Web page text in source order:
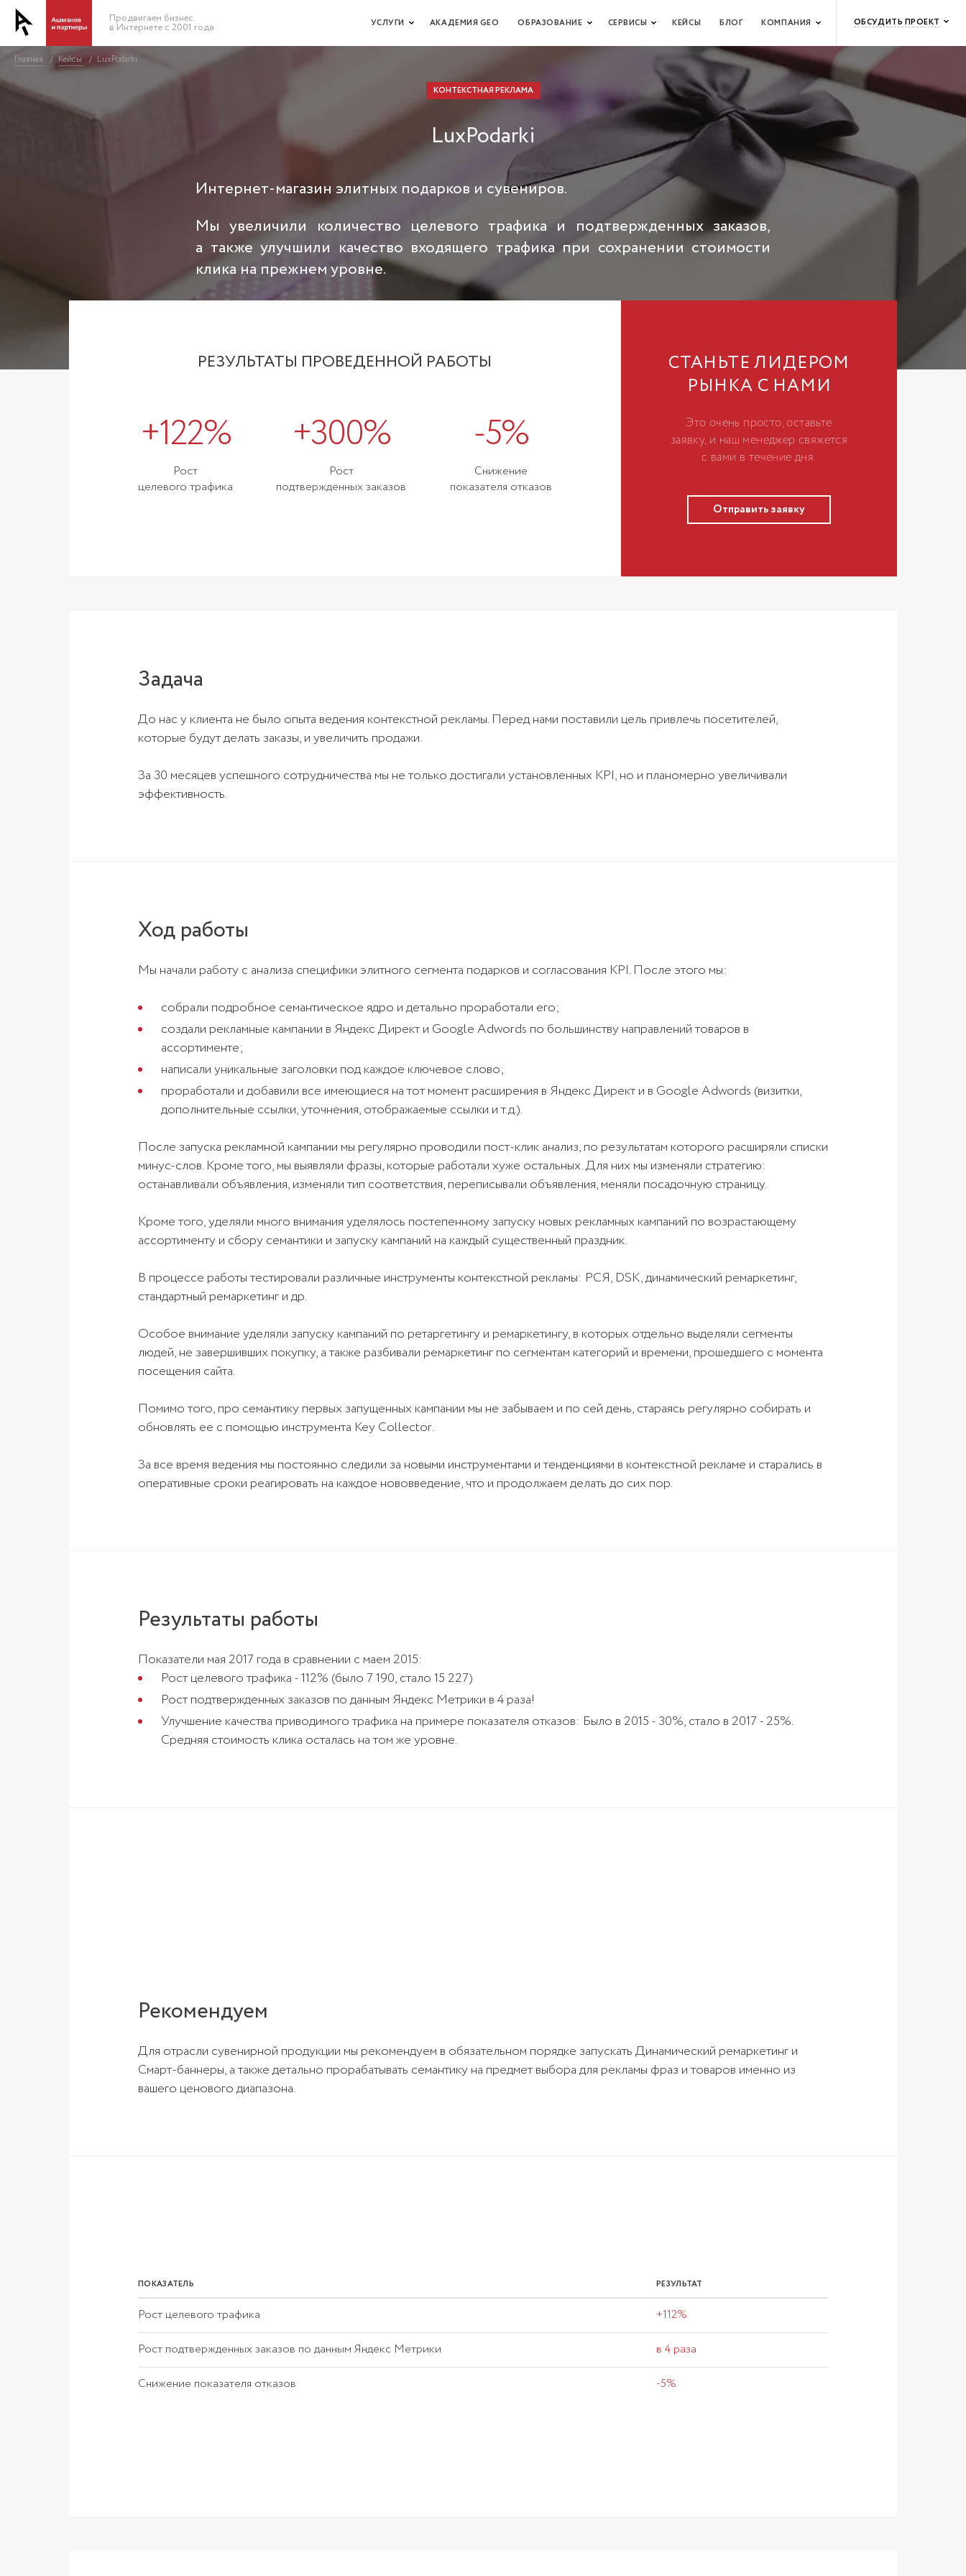
Продвигаем бизнес
в Интернете с 2001 года УСЛУГИ АКАДЕМИЯ GEO ОБРАЗОВАНИЕ СЕРВИСЫ КЕЙСЫ БЛОГ КОМПАНИЯ ОБСУДИТЬ ПРОЕКТ
Главная / Кейсы / LuxPodarki
КОНТЕКСТНАЯ РЕКЛАМА
LuxPodarki
Интернет-магазин элитных подарков и сувениров.
Мы увеличили количество целевого трафика и подтвержденных заказов,
а также улучшили качество входящего трафика при сохранении стоимости
клика на прежнем уровне.
РЕЗУЛЬТАТЫ ПРОВЕДЕННОЙ РАБОТЫ
+122%
Рост
целевого трафика
+300%
Рост
подтвержденных заказов
-5%
Снижение
показателя отказов
СТАНЬТЕ ЛИДЕРОМ
РЫНКА С НАМИ
Это очень просто, оставьте
заявку, и наш менеджер свяжется
с вами в течение дня.
Отправить заявку
Задача
До нас у клиента не было опыта ведения контекстной рекламы. Перед нами поставили цель привлечь посетителей,
которые будут делать заказы, и увеличить продажи.
За 30 месяцев успешного сотрудничества мы не только достигали установленных KPI, но и планомерно увеличивали
эффективность.
Ход работы
Мы начали работу с анализа специфики элитного сегмента подарков и согласования KPI. После этого мы:
собрали подробное семантическое ядро и детально проработали его;
создали рекламные кампании в Яндекс Директ и Google Adwords по большинству направлений товаров в
ассортименте;
написали уникальные заголовки под каждое ключевое слово;
проработали и добавили все имеющиеся на тот момент расширения в Яндекс Директ и в Google Adwords (визитки,
дополнительные ссылки, уточнения, отображаемые ссылки и т.д.).
После запуска рекламной кампании мы регулярно проводили пост-клик анализ, по результатам которого расширяли списки
минус-слов. Кроме того, мы выявляли фразы, которые работали хуже остальных. Для них мы изменяли стратегию:
останавливали объявления, изменяли тип соответствия, переписывали объявления, меняли посадочную страницу.
Кроме того, уделяли много внимания уделялось постепенному запуску новых рекламных кампаний по возрастающему
ассортименту и сбору семантики и запуску кампаний на каждый существенный праздник.
В процессе работы тестировали различные инструменты контекстной рекламы: РСЯ, DSK, динамический ремаркетинг,
стандартный ремаркетинг и др.
Особое внимание уделяли запуску кампаний по ретаргетингу и ремаркетингу, в которых отдельно выделяли сегменты
людей, не завершивших покупку, а также разбивали ремаркетинг по сегментам категорий и времени, прошедшего с момента
посещения сайта.
Помимо того, про семантику первых запущенных кампании мы не забываем и по сей день, стараясь регулярно собирать и
обновлять ее с помощью инструмента Key Collector.
За все время ведения мы постоянно следили за новыми инструментами и тенденциями в контекстной рекламе и старались в
оперативные сроки реагировать на каждое нововведение, что и продолжаем делать до сих пор.
Результаты работы
Показатели мая 2017 года в сравнении с маем 2015:
Рост целевого трафика - 112% (было 7 190, стало 15 227)
Рост подтвержденных заказов по данным Яндекс Метрики в 4 раза!
Улучшение качества приводимого трафика на примере показателя отказов: Было в 2015 - 30%, стало в 2017 - 25%.
Средняя стоимость клика осталась на том же уровне.
Рекомендуем
Для отрасли сувенирной продукции мы рекомендуем в обязательном порядке запускать Динамический ремаркетинг и
Смарт-баннеры, а также детально прорабатывать семантику на предмет выбора для рекламы фраз и товаров именно из
вашего ценового диапазона.
ПОКАЗАТЕЛЬ РЕЗУЛЬТАТ
Рост целевого трафика +112%
Рост подтвержденных заказов по данным Яндекс Метрики в 4 раза
Снижение показателя отказов -5%